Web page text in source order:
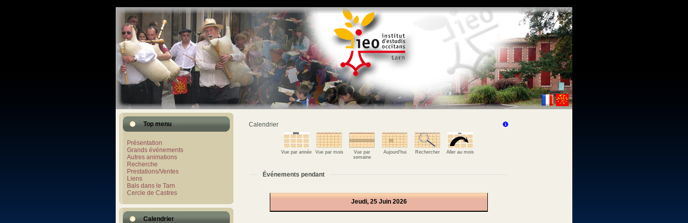
Top menu
Présentation
Grands événements
Autres animations
Recherche
Prestations/Ventes
Liens
Bals dans le Tarn
Cercle de Castres
Calendrier
Calendrier
Vue par année Vue par mois
Vue par
semaine
Aujourd'hui Rechercher Aller au mois
Événements pendant
Jeudi, 25 Juin 2026